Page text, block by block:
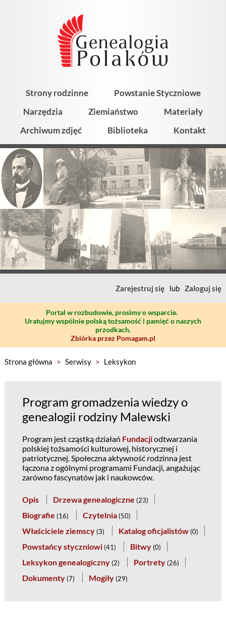
Strony rodzinne
Powstanie Styczniowe
Narzędzia
Ziemiaństwo
Materiały
Archiwum zdjęć
Biblioteka Kontakt
Zarejestruj się lub Zaloguj się
Portal w rozbudowie, prosimy o wsparcie.
Uratujmy wspólnie polską tożsamość i pamięć o naszych
przodkach.
Zbiórka przez Pomagam.pl
Strona główna > Serwisy > Leksykon
Program gromadzenia wiedzy o
genealogii rodziny Malewski
Program jest cząstką działań Fundacjiodtwarzania
polskiej tożsamości kulturowej, historycznej i
patriotycznej. Społeczna aktywność rodzinna jest
łączona z ogólnymi programami Fundacji, angażując
zarówno fascynatów jak i naukowców.
Opis Drzewa genealogiczne (23)
Biografie (16) Czytelnia (50)
Właściciele ziemscy (3) Katalog oficjalistów (0)
Powstańcy styczniowi (41) Bitwy (0)
Leksykon genealogiczny (2) Portrety (26)
Dokumenty (7) Mogiły (29)